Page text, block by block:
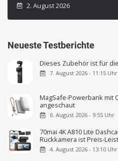
2. August 2026
Neueste Testberichte
Dieses Zubehör ist für
7. August 2026 - 11:15 Uhr
MagSafe-Powerbank mit
angeschaut
6. August 2026 - 9:55 Uhr
70mai 4K A810 Lite
Rückkamera ist Preis-
4. August 2026 - 13:10 Uhr